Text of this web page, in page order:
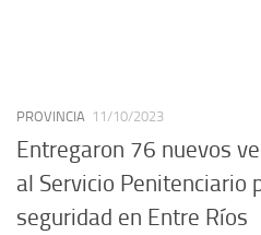
PROVINCIA 11/10/2023
Entregaron 76 nuevos
al Servicio Penitenciario
seguridad en Entre Ríos